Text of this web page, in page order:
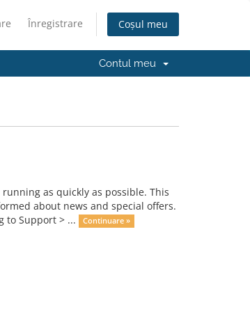
Înregistrare Coșul meu
Contul meu
as quickly as possible. This
about news and special offers.
to Support > ...
Continuare »